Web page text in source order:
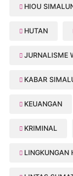
HIOU
HUTAN
JURNALISME
KABAR
KEUANGAN
KRIMINAL
LINGKUNGAN